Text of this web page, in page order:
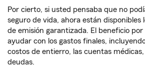
Por cierto, si usted pensaba que no
seguro de vida, ahora están disponibles
de emisión garantizada. El beneficio
ayudar con los gastos finales,
costos de entierro, las cuentas
deudas.